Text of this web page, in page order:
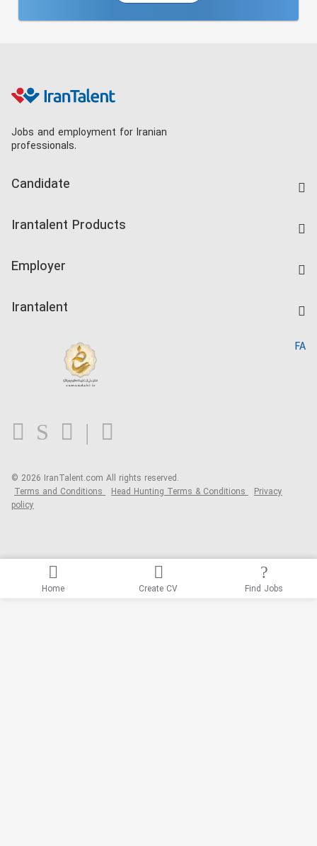
Jobs and employment for Iranian
professionals.
Candidate
Companies Rate
Irantalent Products
Kardix
Employer
Irantalent
Blog
FA
© 2026 IranTalent.com All rights reserved.
Terms and Conditions Head Hunting Terms & Conditions Privacy
policy
Home Create CV Find Jobs